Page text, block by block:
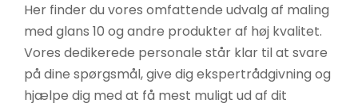
Her finder du vores omfattende udvalg af maling
med glans 10 og andre produkter af høj kvalitet.
Vores dedikerede personale står klar til at svare
på dine spørgsmål, give dig ekspertrådgivning og
hjælpe dig med at få mest muligt ud af dit